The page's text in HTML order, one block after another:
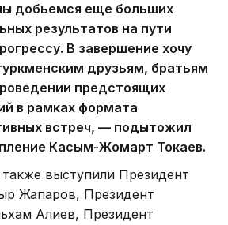
добьемся еще больших
результатов на пути
В завершение хочу
друзьям, братьям
предстоящих
в рамках формата
встреч, — подытожил
Касым-Жомарт Токаев.
выступили Президент
Жапаров, Президент
Алиев, Президент